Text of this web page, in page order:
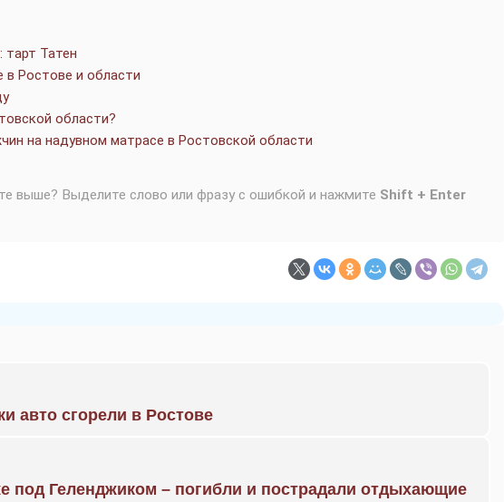
тарт Татен
в Ростове и области
области?
на надувном матрасе в Ростовской области
выше? Выделите слово или фразу с ошибкой и нажмите Shift + Enter
авто сгорели в Ростове
под Геленджиком – погибли и пострадали отдыхающие